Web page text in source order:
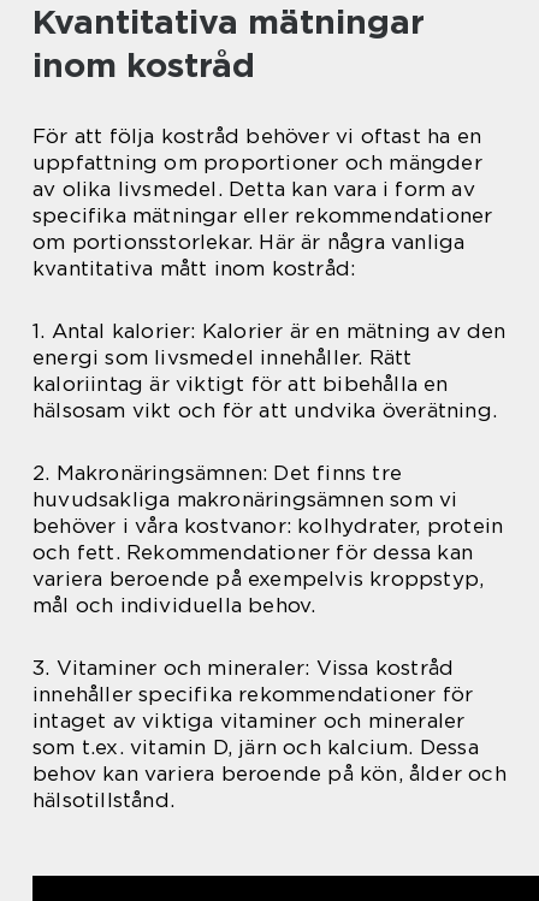
Kvantitativa mätningar
inom kostråd
För att följa kostråd behöver vi oftast ha en
uppfattning om proportioner och mängder
av olika livsmedel. Detta kan vara i form av
specifika mätningar eller rekommendationer
om portionsstorlekar. Här är några vanliga
kvantitativa mått inom kostråd:
1. Antal kalorier: Kalorier är en mätning av den
energi som livsmedel innehåller. Rätt
kaloriintag är viktigt för att bibehålla en
hälsosam vikt och för att undvika överätning.
2. Makronäringsämnen: Det finns tre
huvudsakliga makronäringsämnen som vi
behöver i våra kostvanor: kolhydrater, protein
och fett. Rekommendationer för dessa kan
variera beroende på exempelvis kroppstyp,
mål och individuella behov.
3. Vitaminer och mineraler: Vissa kostråd
innehåller specifika rekommendationer för
intaget av viktiga vitaminer och mineraler
som t.ex. vitamin D, järn och kalcium. Dessa
behov kan variera beroende på kön, ålder och
hälsotillstånd.